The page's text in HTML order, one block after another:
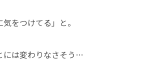
をつけてる」と。
には変わりなさそう…